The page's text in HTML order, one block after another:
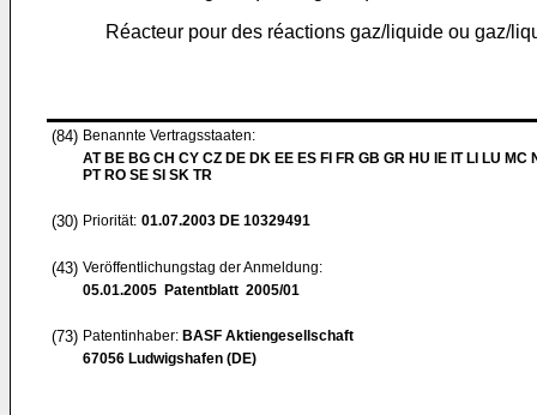
Réacteur pour des réactions gaz/liquide ou gaz/
(84) Benannte Vertragsstaaten:
AT BE BG CH CY CZ DE DK EE ES FI FR GB GR HU IE IT LI LU MC
PT RO SE SI SK TR
(30) Priorität: 01.07.2003 DE 10329491
(43) Veröffentlichungstag der Anmeldung:
05.01.2005 Patentblatt 2005/01
(73) Patentinhaber: BASF Aktiengesellschaft
67056 Ludwigshafen (DE)